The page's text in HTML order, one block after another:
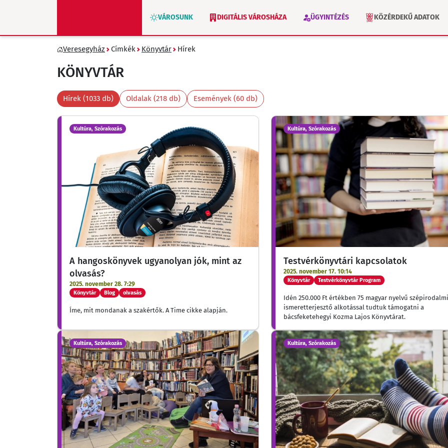
VÁROSUNK DIGITÁLIS VÁROSHÁZA ÜGYINTÉZÉS KÖZÉRDEKŰ ADATOK
ZÖLD VERESEGYHÁZ
Veresegyház Címkék Könyvtár Hírek
KÖNYVTÁR
Hírek (1033 db) Oldalak (218 db) Események (60 db)
Kultúra, Szórakozás
A hangoskönyvek ugyanolyan jók, mint az
olvasás?
2025. november 28. 7:29
Könyvtár Blog olvasás
Íme, mit mondanak a szakértők. A Time cikke alapján.
Kultúra, Szórakozás
Testvérkönyvtári kapcsolatok
2025. november 17. 10:14
Könyvtár Testvérkönyvtár Program
Idén 250.000 Ft értékben 75 magyar nyelvű
ismeretterjesztő alkotással tudtuk támogatni a
bácsfeketehegyi Kozma Lajos Könyvtárat.
Kultúra, Szórakozás Kultúra, Szórakozás